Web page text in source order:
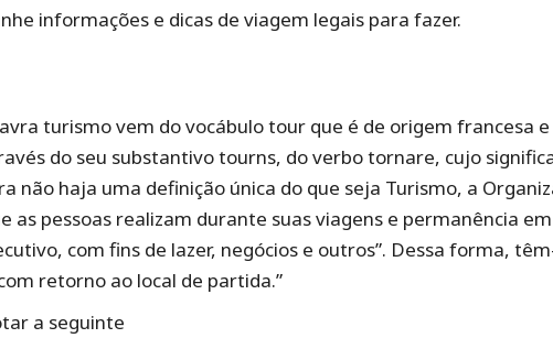
informações e dicas de viagem legais para fazer.
turismo vem do vocábulo tour que é de origem francesa e
do seu substantivo tourns, do verbo tornare, cujo
não haja uma definição única do que seja Turismo, a
as pessoas realizam durante suas viagens e permanência
com fins de lazer, negócios e outros”. Dessa forma,
retorno ao local de partida.”
a seguinte